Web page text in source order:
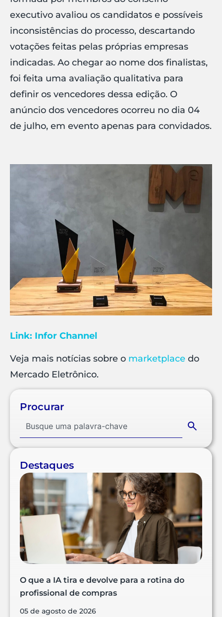
executivo avaliou os candidatos e possíveis
inconsistências do processo, descartando
votações feitas pelas próprias empresas
indicadas. Ao chegar ao nome dos finalistas,
foi feita uma avaliação qualitativa para
definir os vencedores dessa edição. O
anúncio dos vencedores ocorreu no dia 04
de julho, em evento apenas para convidados.
Link: Infor Channel
Veja mais notícias sobre o marketplace do
Mercado Eletrônico.
Procurar
Destaques
O que a IA tira e devolve para a rotina do
profissional de compras
05 de agosto de 2026